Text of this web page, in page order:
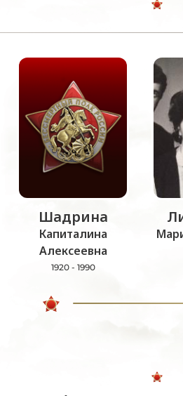
Шадрина
Капиталина
Алексеевна
1920 - 1990